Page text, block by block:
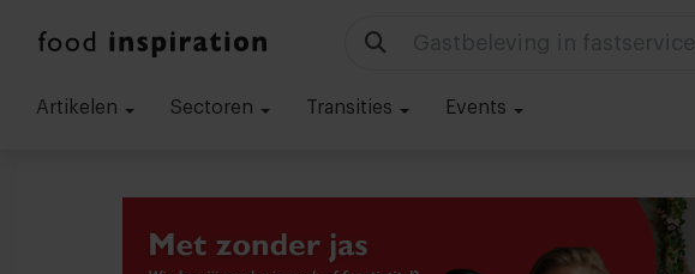
Gastbeleving in fastservice
Artikelen Sectoren Transities Events